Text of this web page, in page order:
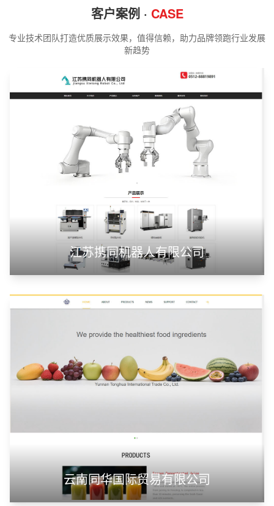
客户案例 · CASE
专业技术团队打造优质展示效果，值得信赖，助力品牌领跑行业发展
新趋势
江苏携同机器人有限公司
云南同华国际贸易有限公司